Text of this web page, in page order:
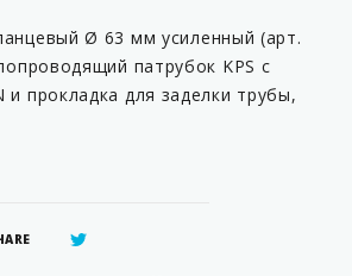
Ø 63 мм усиленный (арт.
патрубок KPS с
прокладка для заделки трубы,